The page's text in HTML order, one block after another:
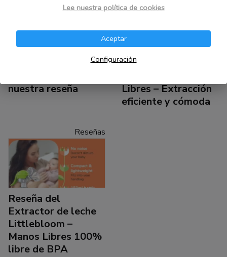
Cojín de Lactancia
RUGUIES: Ajustable
nuestra reseña
Extractor de Leche
Materna
Libres – Extracción
eficiente y cómoda
Reseñas
Reseña del
Extractor de leche
Littlebloom –
Manos Libres 100%
libre de BPA
Lee nuestra política de cookies
Aceptar
Configuración